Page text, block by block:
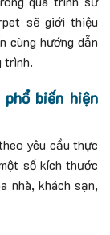
sẽ giới thiệu
cùng hướng dẫn
trình.
biến hiện
yêu cầu thực
số kích thước
nhà, khách sạn,